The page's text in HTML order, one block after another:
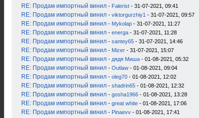
RE: Продам импортный винил - Falerist - 31-07-2021, 09:41
RE: Продам импортный винил - viktorgurzhiy1 - 31-07-2021, 09:57
RE: Продам импортный винил - Mykolap - 31-07-2021, 11:27
RE: Продам импортный винил - energa - 31-07-2021, 11:28
RE: Продам импортный винил - santey65 - 31-07-2021, 14:46
RE: Продам импортный винил - Mizer - 31-07-2021, 15:07
RE: Продам импортный винил - дядя Миша - 01-08-2021, 05:32
RE: Продам импортный винил - Outlaw - 01-08-2021, 09:04
RE: Продам импортный винил - oleg70 - 01-08-2021, 12:02
RE: Продам импортный винил - shadrin65 - 01-08-2021, 12:32
RE: Продам импортный винил - gosha1966 - 01-08-2021, 13:28
RE: Продам импортный винил - great white - 01-08-2021, 17:06
RE: Продам импортный винил - Pinaevv - 01-08-2021, 17:41